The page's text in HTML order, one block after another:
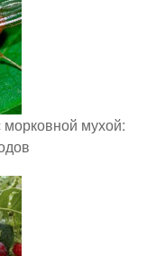
мухой: